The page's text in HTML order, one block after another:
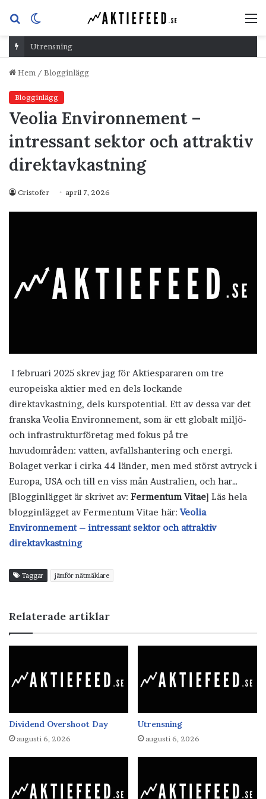
Sök
efterskin
Utrensning
Hem / Blogginlägg
Blogginlägg
Veolia Environnement –
intressant sektor och attraktiv
direktavkastning
Cristofer april 7, 2026
I februari 2025 skrev jag för Aktiespararen om tre
europeiska aktier med en dels lockande
direktavkastning, dels kurspotential. Ett av dessa var det
franska Veolia Environnement, som är ett globalt miljö-
och infrastrukturföretag med fokus på tre
huvudområden: vatten, avfallshantering och energi.
Bolaget verkar i cirka 44 länder, men med störst avtryck i
Europa, USA och till en viss mån Australien, och har…
[Blogginlägget är skrivet av: Fermentum Vitae] Läs hela
blogginlägget av Fermentum Vitae här:Veolia
Environnement – intressant sektor och attraktiv
direktavkastning
Taggar jämför nätmäklare
Relaterade artiklar
Dividend Overshoot Day
augusti 6, 2026
Utrensning
augusti 6, 2026